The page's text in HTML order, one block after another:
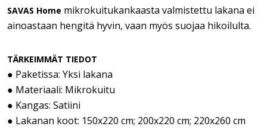
SAVAS Home mikrokuitukankaasta valmistettu lakana ei
ainoastaan hengitä hyvin, vaan myös suojaa hikoilulta.
TÄRKEIMMÄT TIEDOT
● Paketissa: Yksi lakana
● Materiaali: Mikrokuitu
● Kangas: Satiini
● Lakanan koot: 150x220 cm; 200x220 cm; 220x260 cm